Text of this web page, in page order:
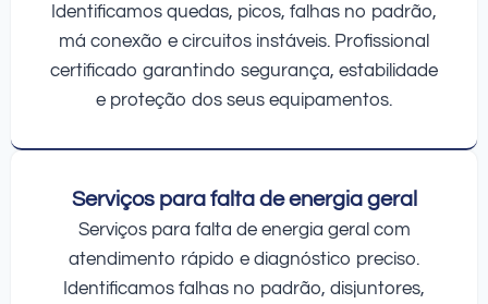
Identificamos quedas, picos, falhas no padrão,
má conexão e circuitos instáveis. Profissional
certificado garantindo segurança, estabilidade
e proteção dos seus equipamentos.
Serviços para falta de energia geral
Serviços para falta de energia geral com
atendimento rápido e diagnóstico preciso.
Identificamos falhas no padrão, disjuntores,